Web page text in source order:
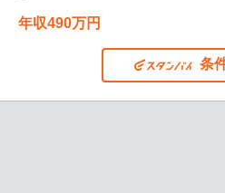
年収490万円
条